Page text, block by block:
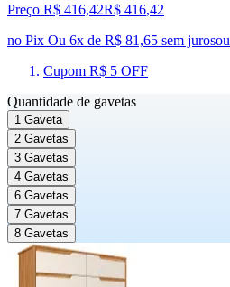
Preço R$ 416,42R$ 416,42
no Pix Ou 6x de R$ 81,65 sem jurosou
Cupom R$ 5 OFF
Quantidade de gavetas
1 Gaveta
2 Gavetas
3 Gavetas
4 Gavetas
6 Gavetas
7 Gavetas
8 Gavetas